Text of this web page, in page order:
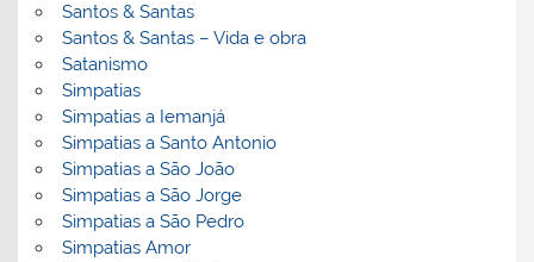
Santos & Santas
Santos & Santas – Vida e obra
Satanismo
Simpatias
Simpatias a Iemanjá
Simpatias a Santo Antonio
Simpatias a São João
Simpatias a São Jorge
Simpatias a São Pedro
Simpatias Amor